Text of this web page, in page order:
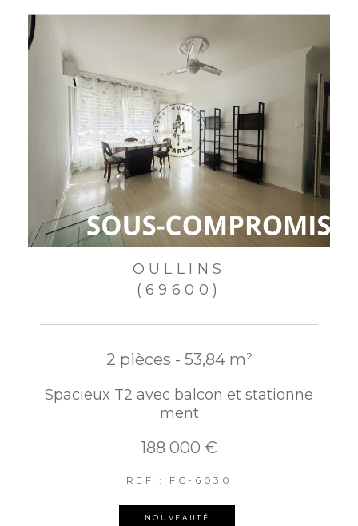
OULLINS
(69600)
2 pièces - 53,84 m²
Spacieux T2 avec balcon et stationne
ment
188 000 €
REF : FC-6030
NOUVEAUTÉ